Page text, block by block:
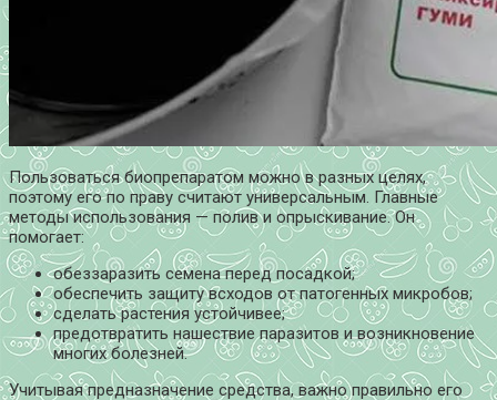
Пользоваться биопрепаратом можно в разных целях,
поэтому его по праву считают универсальным. Главные
методы использования — полив и опрыскивание. Он
помогает:
обеззаразить семена перед посадкой;
обеспечить защиту всходов от патогенных микробов;
сделать растения устойчивее;
предотвратить нашествие паразитов и возникновение
многих болезней.
Учитывая предназначение средства, важно правильно его